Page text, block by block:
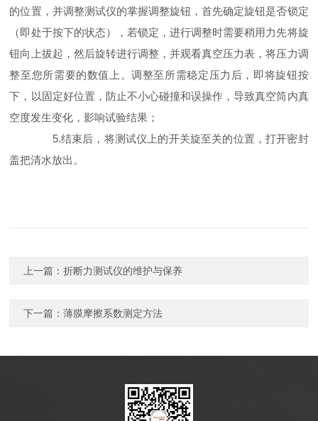
的位置，并调整测试仪的掌握调整旋钮，首先确定旋钮是否锁定
（即处于按下的状态），若锁定，进行调整时需要稍用力先将旋
钮向上拔起，然后旋转进行调整，并观看真空压力表，将压力调
整至您所需要的数值上。调整至所需稳定压力后，即将旋钮按
下，以固定好位置，防止不小心碰撞和误操作，导致真空筒内真
空度发生变化，影响试验结果；
5.结束后，将测试仪上的开关旋至关的位置，打开密封
盖把清水放出。
上一篇：折断力测试仪的维护与保养
下一篇：薄膜摩擦系数测定方法